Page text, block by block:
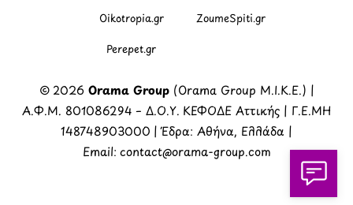
Oikotropia.gr ZoumeSpiti.gr
Perepet.gr
© 2026 Orama Group(Orama Group Μ.Ι.Κ.Ε.) |
Α.Φ.Μ. 801086294 – Δ.Ο.Υ. ΚΕΦΟΔΕ Αττικής | Γ.Ε.ΜΗ
148748903000 | Έδρα: Αθήνα, Ελλάδα |
Email: contact@orama-group.com